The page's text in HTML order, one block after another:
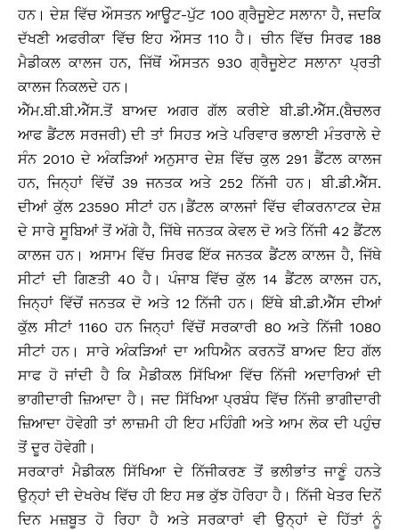
ਹਨ। ਦੇਸ਼ ਵਿੱਚ ਔਸਤਨ ਆਊਟ-ਪੁੱਟ 100 ਗ੍ਰੈਜੂਏਟ ਸਲਾਨਾ ਹੈ, ਜਦਕਿ
ਦੱਖਣੀ ਅਫਰੀਕਾ ਵਿੱਚ ਇਹ ਔਸਤ 110 ਹੈ। ਚੀਨ ਵਿੱਚ ਸਿਰਫ 188
ਮੈਡੀਕਲ ਕਾਲਜ ਹਨ, ਜਿੱਥੋਂ ਔਸਤਨ 930 ਗ੍ਰੈਜੂਏਟ ਸਲਾਨਾ ਪ੍ਰਤੀ
ਕਾਲਜ ਨਿਕਲਦੇ ਹਨ।
ਐੱਮ.ਬੀ.ਬੀ.ਐੱਸ.ਤੋਂ ਬਾਅਦ ਅਗਰ ਗੱਲ ਕਰੀਏ ਬੀ.ਡੀ.ਐੱਸ.(ਬੈਚਲਰ
ਆਫ ਡੈਂਟਲ ਸਰਜਰੀ) ਦੀ ਤਾਂ ਸਿਹਤ ਅਤੇ ਪਰਿਵਾਰ ਭਲਾਈ ਮੰਤਰਾਲੇ ਦੇ
ਸੰਨ 2010 ਦੇ ਅੰਕੜਿਆਂ ਅਨੁਸਾਰ ਦੇਸ਼ ਵਿੱਚ ਕੁਲ 291 ਡੈਂਟਲ ਕਾਲਜ
ਹਨ, ਜਿਨ੍ਹਾਂ ਵਿੱਚੋਂ 39 ਜਨਤਕ ਅਤੇ 252 ਨਿੱਜੀ ਹਨ। ਬੀ.ਡੀ.ਐੱਸ.
ਦੀਆਂ ਕੁੱਲ 23590 ਸੀਟਾਂ ਹਨ।ਡੈਂਟਲ ਕਾਲਜਾਂ ਵਿੱਚ ਵੀਕਰਨਾਟਕ ਦੇਸ਼
ਦੇ ਸਾਰੇ ਸੂਬਿਆਂ ਤੋਂ ਅੱਗੇ ਹੈ, ਜਿੱਥੇ ਜਨਤਕ ਕੇਵਲ ਦੋ ਅਤੇ ਨਿੱਜੀ 42 ਡੈਂਟਲ
ਕਾਲਜ ਹਨ। ਅਸਾਮ ਵਿੱਚ ਸਿਰਫ ਇੱਕ ਜਨਤਕ ਡੈਂਟਲ ਕਾਲਜ ਹੈ, ਜਿੱਥੇ
ਸੀਟਾਂ ਦੀ ਗਿਣਤੀ 40 ਹੈ। ਪੰਜਾਬ ਵਿੱਚ ਕੁੱਲ 14 ਡੈਂਟਲ ਕਾਲਜ ਹਨ,
ਜਿਨ੍ਹਾਂ ਵਿੱਚੋਂ ਜਨਤਕ ਦੋ ਅਤੇ 12 ਨਿੱਜੀ ਹਨ। ਇੱਥੇ ਬੀ.ਡੀ.ਐੱਸ ਦੀਆਂ
ਕੁੱਲ ਸੀਟਾਂ 1160 ਹਨ ਜਿਨ੍ਹਾਂ ਵਿੱਚੋਂ ਸਰਕਾਰੀ 80 ਅਤੇ ਨਿੱਜੀ 1080
ਸੀਟਾਂ ਹਨ। ਸਾਰੇ ਅੰਕੜਿਆਂ ਦਾ ਅਧਿਐਨ ਕਰਨਤੋਂ ਬਾਅਦ ਇਹ ਗੱਲ
ਸਾਫ ਹੋ ਜਾਂਦੀ ਹੈ ਕਿ ਮੈਡੀਕਲ ਸਿੱਖਿਆ ਵਿੱਚ ਨਿੱਜੀ ਅਦਾਰਿਆਂ ਦੀ
ਭਾਗੀਦਾਰੀ ਜ਼ਿਆਦਾ ਹੈ। ਜਦ ਸਿੱਖਿਆ ਪ੍ਰਬੰਧ ਵਿੱਚ ਨਿੱਜੀ ਭਾਗੀਦਾਰੀ
ਜ਼ਿਆਦਾ ਹੋਵੇਗੀ ਤਾਂ ਲਾਜ਼ਮੀ ਹੀ ਇਹ ਮਹਿੰਗੀ ਅਤੇ ਆਮ ਲੋਕ ਦੀ ਪਹੁੰਚ
ਤੋਂ ਦੂਰ ਹੋਵੇਗੀ।
ਸਰਕਾਰਾਂ ਮੈਡੀਕਲ ਸਿੱਖਿਆ ਦੇ ਨਿੱਜੀਕਰਣ ਤੋਂ ਭਲੀਭਾਂਤ ਜਾਣੂੰ ਹਨਤੇ
ਉਨ੍ਹਾਂ ਦੀ ਦੇਖਰੇਖ ਵਿੱਚ ਹੀ ਇਹ ਸਭ ਕੁੱਝ ਹੋਰਿਹਾ ਹੈ। ਨਿੱਜੀ ਖੇਤਰ ਦਿਨੋਂ
ਦਿਨ ਮਜ਼ਬੂਤ ਹੋ ਰਿਹਾ ਹੈ ਅਤੇ ਸਰਕਾਰਾਂ ਵੀ ਉਨ੍ਹਾਂ ਦੇ ਹਿੱਤਾਂ ਨੂੰ